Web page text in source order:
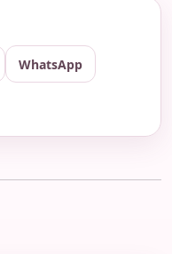
WhatsApp